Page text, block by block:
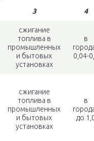
3 4
сжигание
топлива в
промышленных
и бытовых
установках
в
0,04-
сжигание
топлива в
промышленных
и бытовых
установках
в
до